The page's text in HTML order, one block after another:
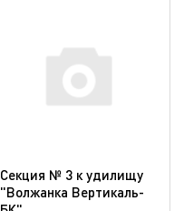
Секция № 3 к удилищу
"Волжанка Вертикаль-